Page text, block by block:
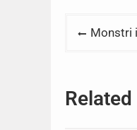
PostMonstri